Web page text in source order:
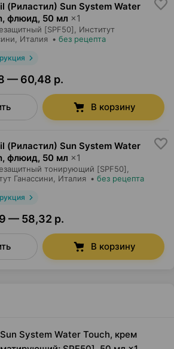
(Риластил) Sun System Water
флюид, 50 мл ×1
[SPF50],
Институт
, Италия • без рецепта
— 60,48 р.
В корзину
(Риластил) Sun System Water
флюид, 50 мл ×1
тонирующий [SPF50],
Ганассини , Италия • без рецепта
— 58,32 р.
В корзину
System Water Touch, крем